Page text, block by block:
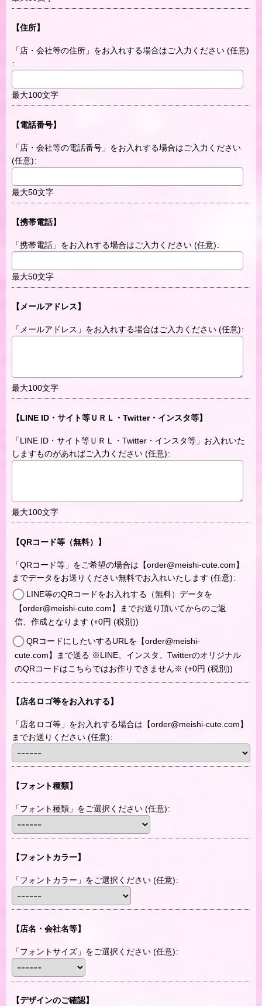
【住所】
「店・会社等の住所」をお入れする場合はご入力ください (任意)
:
最大100文字
【電話番号】
「店・会社等の電話番号」をお入れする場合はご入力ください
(任意):
最大50文字
【携帯電話】
「携帯電話」をお入れする場合はご入力ください (任意):
最大50文字
【メールアドレス】
「メールアドレス」をお入れする場合はご入力ください (任意):
最大100文字
【LINE ID・サイト等ＵＲＬ・Twitter・インスタ等】
「LINE ID・サイト等ＵＲＬ・Twitter・インスタ等」お入れいた
しますものがあればご入力ください (任意):
最大100文字
【QRコード等（無料）】
「QRコード等」をご希望の場合は【order@meishi-cute.com】
までデータをお送りください無料でお入れいたします (任意):
LINE等のQRコードをお入れする（無料）データを
【order@meishi-cute.com】までお送り頂いてからのご返
信、作成となります (+0円 (税別))
QRコードにしたいするURLを【order@meishi-
cute.com】まで送る ※LINE、インスタ、Twitterのオリジナル
のQRコードはこちらではお作りできません※ (+0円 (税別))
【店名ロゴ等をお入れする】
「店名ロゴ等」をお入れする場合は【order@meishi-cute.com】
までお送りください (任意):
【フォント種類】
「フォント種類」をご選択ください (任意):
【フォントカラー】
「フォントカラー」をご選択ください (任意):
【店名・会社名等】
「フォントサイズ」をご選択ください (任意):
【デザインのご確認】